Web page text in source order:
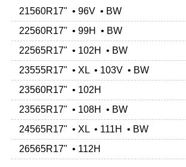
21560R17" • 96V • BW
22560R17" • 99H • BW
22565R17" • 102H • BW
23555R17" • XL • 103V • BW
23560R17" • 102H
23565R17" • 108H • BW
24565R17" • XL • 111H • BW
26565R17" • 112H